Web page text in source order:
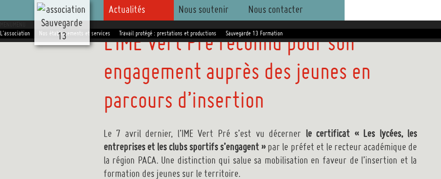
au
contenu
principal
Actualités Nous soutenir Nous contacter
L'association
Nos établissements et services Travail protégé : prestations et productions Sauvegarde 13 Formation
L’IME Vert Pré reconnu pour son
engagement auprès des jeunes en
parcours d’insertion
Le 7 avril dernier, l’IME Vert Pré s’est vu décerner le certificat « Les lycées, les
entreprises et les clubs sportifs s’engagent » par le préfet et le recteur académique de
la région PACA. Une distinction qui salue sa mobilisation en faveur de l’insertion et la
formation des jeunes sur le territoire.